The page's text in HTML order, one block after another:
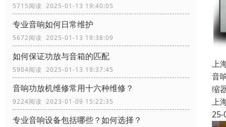
5715阅读 2025-01-13 19:40:05
专业音响如何日常维护
5672阅读 2025-01-13 19:38:09
如何保证功放与音箱的匹配
5904阅读 2025-01-13 19:37:45
音响功放机维修常用十六种维修？
9224阅读 2023-01-09 15:22:35
专业音响设备包括哪些？如何选择？
上
音
缩
上
25-